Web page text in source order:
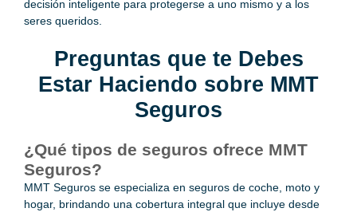
decisión inteligente para protegerse a uno mismo y a los
seres queridos.
Preguntas que te Debes
Estar Haciendo sobre MMT
Seguros
¿Qué tipos de seguros ofrece MMT
Seguros?
MMT Seguros se especializa en seguros de coche, moto y
hogar, brindando una cobertura integral que incluye desde